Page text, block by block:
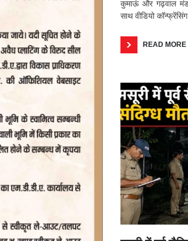
कुमाऊं और गढ़वाल
साथ वीडियो
READ MORE